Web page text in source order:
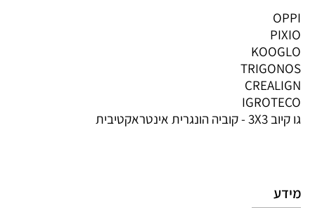
OPPI
PIXIO
KOOGLO
TRIGONOS
CREALIGN
IGROTECO
גו קיוב 3X3 - קוביה הונגרית אינטראקטיבית
מידע